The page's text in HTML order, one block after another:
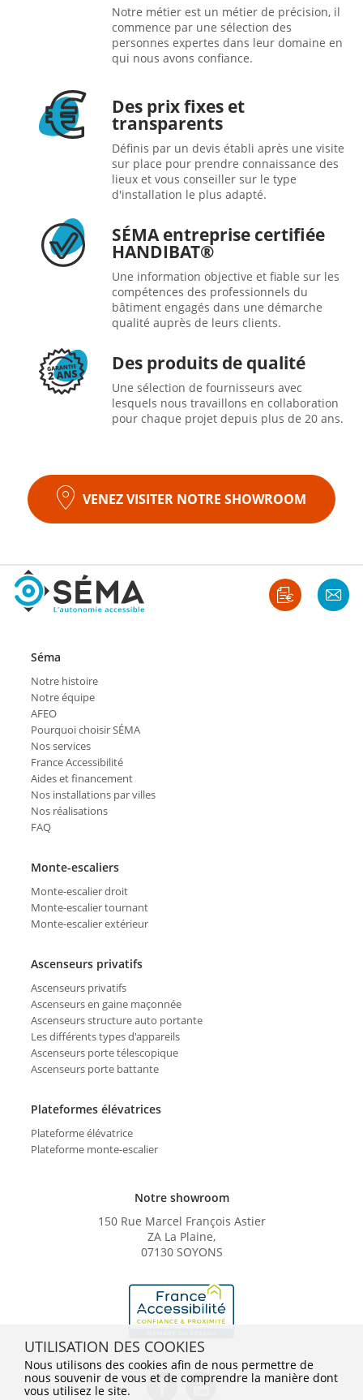
Notre métier est un métier de précision, il
commence par une sélection des
personnes expertes dans leur domaine en
qui nous avons confiance.
Des prix fixes et
transparents
Définis par un devis établi après une visite
sur place pour prendre connaissance des
lieux et vous conseiller sur le type
d'installation le plus adapté.
SÉMA entreprise certifiée
HANDIBAT®
Une information objective et fiable sur les
compétences des professionnels du
bâtiment engagés dans une démarche
qualité auprès de leurs clients.
Des produits de qualité
Une sélection de fournisseurs avec
lesquels nous travaillons en collaboration
pour chaque projet depuis plus de 20 ans.
VENEZ VISITER NOTRE SHOWROOM
Notre showroom
150 Rue Marcel François Astier
ZA La Plaine,
07130 SOYONS
Séma
Notre histoire
Notre équipe
AFEO
Pourquoi choisir SÉMA
Nos services
France Accessibilité
Aides et financement
Nos installations par villes
Nos réalisations
FAQ
Monte-escaliers
Monte-escalier droit
Monte-escalier tournant
Monte-escalier extérieur
Ascenseurs privatifs
Ascenseurs privatifs
Ascenseurs en gaine maçonnée
Ascenseurs structure auto portante
Les différents types d'appareils
Ascenseurs porte télescopique
Ascenseurs porte battante
Plateformes élévatrices
Plateforme élévatrice
Plateforme monte-escalier
UTILISATION DES COOKIES
Nous utilisons des cookies afin de nous permettre de
nous souvenir de vous et de comprendre la manière dont
vous utilisez le site.